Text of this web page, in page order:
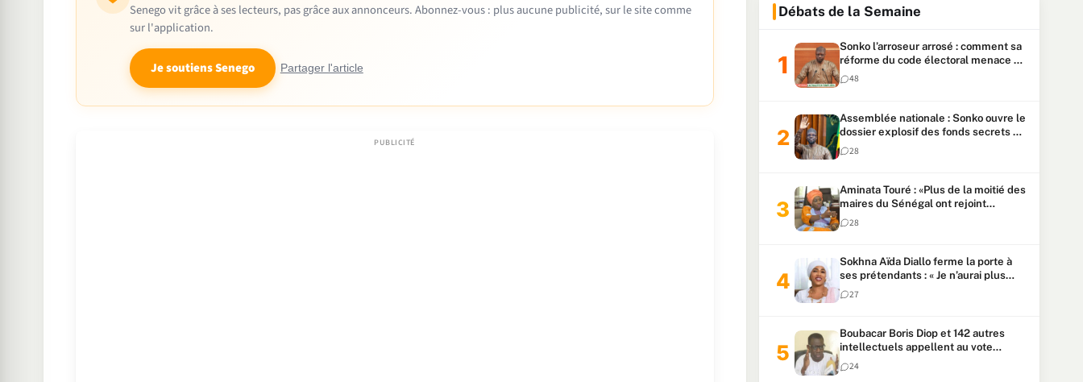
Senego vit grâce à ses lecteurs, pas grâce aux annonceurs. Abonnez-vous : plus aucune publicité, sur le site comme
sur l'application.
Je soutiens Senego Partager l'article
Débats de la Semaine
Sonko l’arroseur arrosé : comment sa
réforme du code électoral menace sa
candidature
48
Assemblée nationale : Sonko ouvre le
dossier explosif des fonds secrets et
du patrimoine présidentiel
28
Aminata Touré : «Plus de la moitié des
maires du Sénégal ont rejoint
Kiiraay»
28
Sokhna Aïda Diallo ferme la porte à
ses prétendants : « Je n’aurai plus
jamais un autre mari »
27
Boubacar Boris Diop et 142 autres
intellectuels appellent au vote
urgent de la révision
constitutionnelle
24